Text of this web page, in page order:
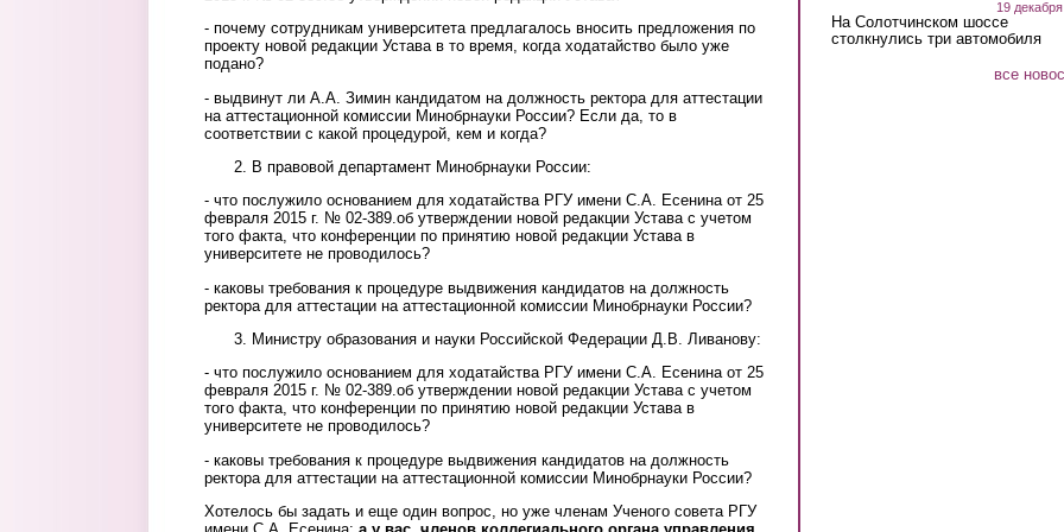
- почему сотрудникам университета предлагалось вносить предложения по
проекту новой редакции Устава в то время, когда ходатайство было уже
подано?
- выдвинут ли А.А. Зимин кандидатом на должность ректора для аттестации
на аттестационной комиссии Минобрнауки России? Если да, то в
соответствии с какой процедурой, кем и когда?
В правовой департамент Минобрнауки России:
- что послужило основанием для ходатайства РГУ имени С.А. Есенина от 25
февраля 2015 г. № 02-389.об утверждении новой редакции Устава с учетом
того факта, что конференции по принятию новой редакции Устава в
университете не проводилось?
- каковы требования к процедуре выдвижения кандидатов на должность
ректора для аттестации на аттестационной комиссии Минобрнауки России?
Министру образования и науки Российской Федерации Д.В. Ливанову:
- что послужило основанием для ходатайства РГУ имени С.А. Есенина от 25
февраля 2015 г. № 02-389.об утверждении новой редакции Устава с учетом
того факта, что конференции по принятию новой редакции Устава в
университете не проводилось?
- каковы требования к процедуре выдвижения кандидатов на должность
ректора для аттестации на аттестационной комиссии Минобрнауки России?
Хотелось бы задать и еще один вопрос, но уже членам Ученого совета РГУ
19
На Солотчинском шоссе
столкнулись три автомобиля
все